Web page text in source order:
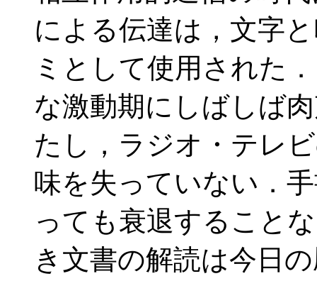
による伝達は，文字
ミとして使用された
な激動期にしばしば
たし，ラジオ・テレ
味を失っていない．
っても衰退すること
き文書の解読は今日